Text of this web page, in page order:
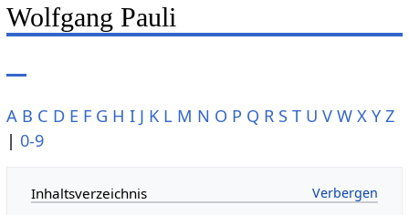
Wolfgang Pauli
A B C D E F G H I J K L M N O P Q R S T U V W X Y Z
| 0-9
Inhaltsverzeichnis